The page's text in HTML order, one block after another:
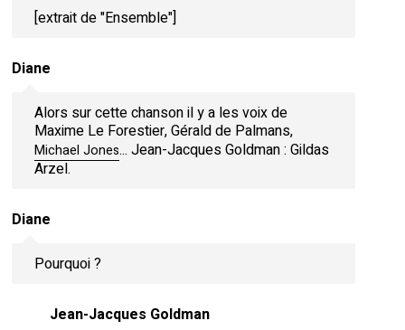
[extrait de "Ensemble"]
Diane
Alors sur cette chanson il y a les voix de
Maxime Le Forestier, Gérald de Palmans,
Michael Jones... Jean-Jacques Goldman : Gildas
Arzel.
Diane
Pourquoi ?
Jean-Jacques Goldman